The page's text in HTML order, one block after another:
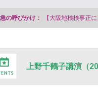
の呼びかけ：
正による女性検事への性的暴行事
上野千鶴子講演（